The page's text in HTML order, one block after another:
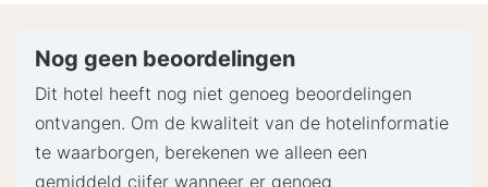
pinpas of borgsom in contanten te verstrekken
Speciale verzoeken worden onder voorbehoud van
beschikbaarheid bij het inchecken ingewilligd.
Hiervoor kunnen extra kosten in rekening worden
Nog geen beoordelingen
Dit hotel heeft nog niet genoeg beoordelingen
ontvangen. Om de kwaliteit van de hotelinformatie
te waarborgen, berekenen we alleen een
gemiddeld cijfer wanneer er genoeg